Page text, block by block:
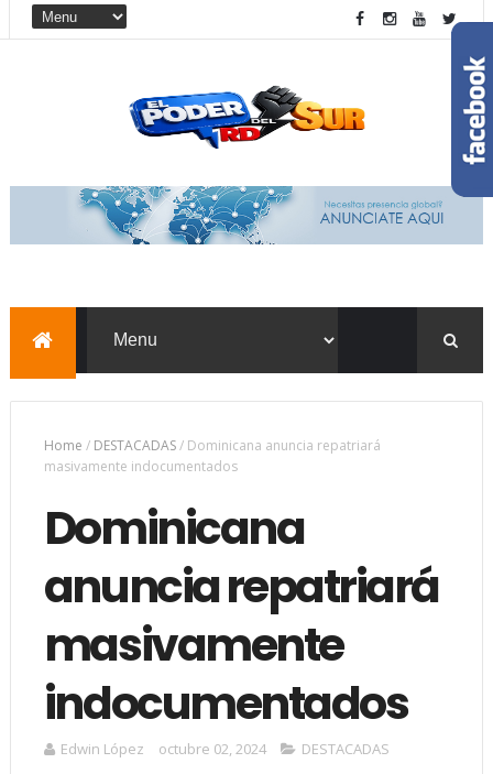
Home / DESTACADAS/ Dominicana anuncia repatriará
masivamente indocumentados
Dominicana
anuncia repatriará
masivamente
indocumentados
Edwin López octubre 02, 2024 DESTACADAS